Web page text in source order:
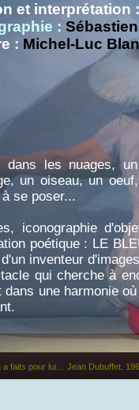
et interprétation :
:
: Michel-Luc
dans les nuages,
un oiseau, un
se poser...
iconographie
poétique : LE
inventeur
qui cherche à
dans une harmonie
partir de 12
a faits pour lui… Jean Dubuffet.